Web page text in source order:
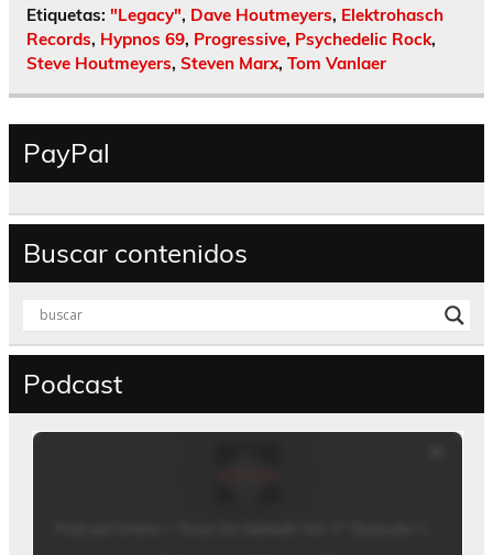
Etiquetas: "Legacy", Dave Houtmeyers, Elektrohasch
Records, Hypnos 69, Progressive, Psychedelic Rock,
Steve Houtmeyers, Steven Marx, Tom Vanlaer
PayPal
Buscar contenidos
Podcast